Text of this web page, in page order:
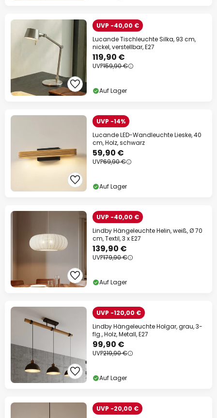
UVP -40,00 €
Lucande Tischleuchte Silka, 93 cm,
nickel, verstellbar, E27
119,90 €
UVP159,90 €
Auf Lager
UVP -14%
Lucande LED-Wandleuchte Lieske, 40
cm, Holz, schwarz
59,90 €
UVP69,90 €
Auf Lager
UVP -40,00 €
Lindby Hängeleuchte Helin, weiß, Ø 70
cm, Textil, 3 x E27
139,90 €
UVP179,90 €
Auf Lager
UVP -120,00 €
Lindby Hängeleuchte Holgar, grau, 3-
flg., Holz, Metall, E27
99,90 €
UVP219,90 €
Auf Lager
UVP -20,00 €